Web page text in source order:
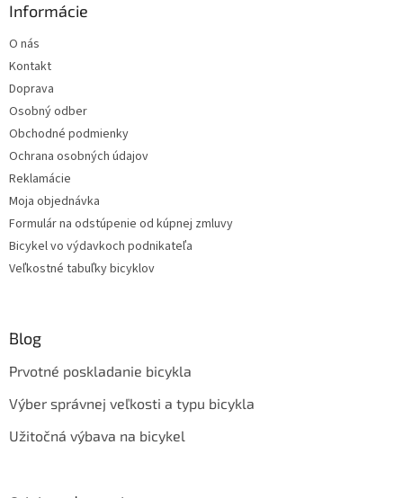
Informácie
O nás
Kontakt
Doprava
Osobný odber
Obchodné podmienky
Ochrana osobných údajov
Reklamácie
Moja objednávka
Formulár na odstúpenie od kúpnej zmluvy
Bicykel vo výdavkoch podnikateľa
Veľkostné tabuľky bicyklov
Blog
Prvotné poskladanie bicykla
Výber správnej veľkosti a typu bicykla
Užitočná výbava na bicykel